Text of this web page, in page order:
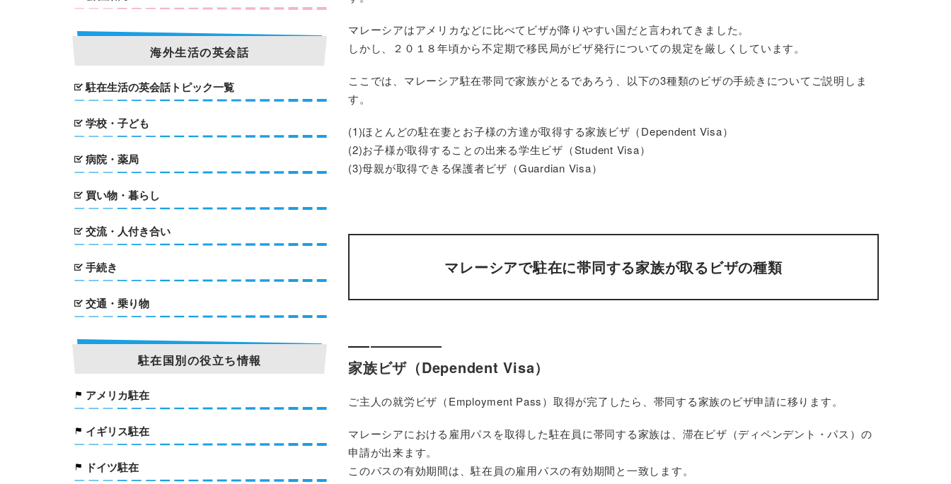
マレーシアはアメリカなどに比べてビザが降りやすい国だと言われてきました。
しかし、２０１８年頃から不定期で移民局がビザ発行についての規定を厳しくしています。
ここでは、マレーシア駐在帯同で家族がとるであろう、以下の3種類のビザの手続きについてご説明しま
す。
(1)ほとんどの駐在妻とお子様の方達が取得する家族ビザ（Dependent Visa）
(2)お子様が取得することの出来る学生ビザ（Student Visa）
(3)母親が取得できる保護者ビザ（Guardian Visa）
マレーシアで駐在に帯同する家族が取るビザの種類
家族ビザ（Dependent Visa）
ご主人の就労ビザ（Employment Pass）取得が完了したら、帯同する家族のビザ申請に移ります。
マレーシアにおける雇用パスを取得した駐在員に帯同する家族は、滞在ビザ（ディペンデント・パス）の
申請が出来ます。
このパスの有効期間は、駐在員の雇用パスの有効期間と一致します。
海外生活の英会話
駐在生活の英会話トピック一覧
学校・子ども
病院・薬局
買い物・暮らし
交流・人付き合い
手続き
交通・乗り物
駐在国別の役立ち情報
アメリカ駐在
イギリス駐在
ドイツ駐在